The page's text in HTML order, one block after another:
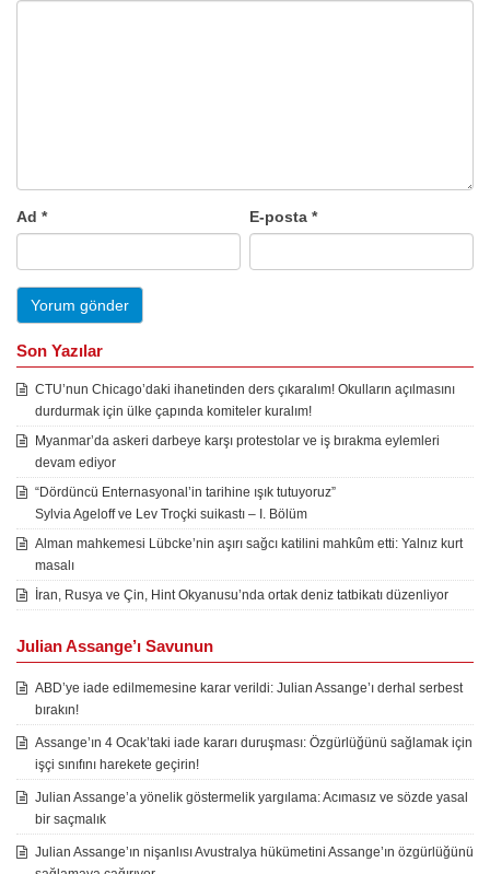
Ad * E-posta*
Son Yazılar
CTU’nun Chicago’daki ihanetinden ders çıkaralım! Okulların açılmasını
durdurmak için ülke çapında komiteler kuralım!
Myanmar’da askeri darbeye karşı protestolar ve iş bırakma eylemleri
devam ediyor
“Dördüncü Enternasyonal’in tarihine ışık tutuyoruz”
Sylvia Ageloff ve Lev Troçki suikastı – I. Bölüm
Alman mahkemesi Lübcke’nin aşırı sağcı katilini mahkûm etti: Yalnız kurt
masalı
İran, Rusya ve Çin, Hint Okyanusu’nda ortak deniz tatbikatı düzenliyor
Julian Assange’ı Savunun
ABD’ye iade edilmemesine karar verildi: Julian Assange’ı derhal serbest
bırakın!
Assange’ın 4 Ocak’taki iade kararı duruşması: Özgürlüğünü sağlamak için
işçi sınıfını harekete geçirin!
Julian Assange’a yönelik göstermelik yargılama: Acımasız ve sözde yasal
bir saçmalık
Julian Assange’ın nişanlısı Avustralya hükümetini Assange’ın özgürlüğünü